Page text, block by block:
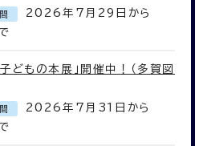
2026年7月29日から
どもの本展」開催中！（多賀図
2026年7月31日から